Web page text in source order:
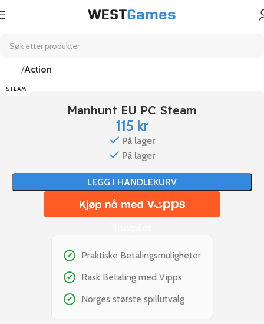
Action
STEAM
Manhunt EU PC Steam
115 kr
På lager
På lager
LEGG I HANDLEKURV
✔ Praktiske Betalingsmuligheter
✔ Rask Betaling med Vipps
✔ Norges største spillutvalg